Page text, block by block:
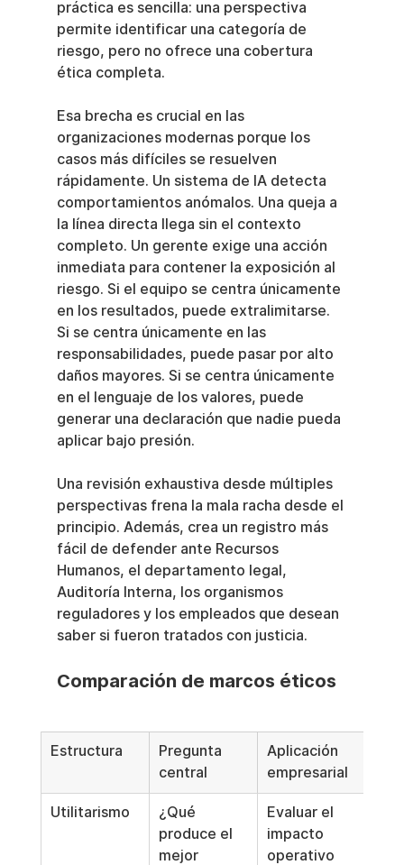
práctica es sencilla: una perspectiva
permite identificar una categoría de
riesgo, pero no ofrece una cobertura
ética completa.
Esa brecha es crucial en las
organizaciones modernas porque los
casos más difíciles se resuelven
rápidamente. Un sistema de IA detecta
comportamientos anómalos. Una queja a
la línea directa llega sin el contexto
completo. Un gerente exige una acción
inmediata para contener la exposición al
riesgo. Si el equipo se centra únicamente
en los resultados, puede extralimitarse.
Si se centra únicamente en las
responsabilidades, puede pasar por alto
daños mayores. Si se centra únicamente
en el lenguaje de los valores, puede
generar una declaración que nadie pueda
aplicar bajo presión.
Una revisión exhaustiva desde múltiples
perspectivas frena la mala racha desde el
principio. Además, crea un registro más
fácil de defender ante Recursos
Humanos, el departamento legal,
Auditoría Interna, los organismos
reguladores y los empleados que desean
saber si fueron tratados con justicia.
Comparación de marcos éticos
Estructura
Pregunta
central
Aplicación
empresarial
Utilitarismo
¿Qué
produce el
mejor
Evaluar el
impacto
operativo